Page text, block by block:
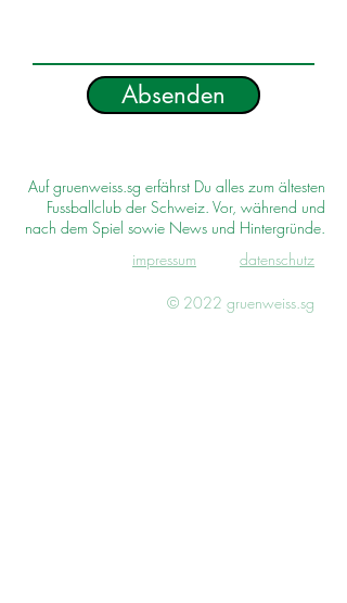
Absenden
Auf gruenweiss.sg erfährst Du alles zum ältesten
Fussballclub der Schweiz. Vor, während und
nach dem Spiel sowie News und Hintergründe.
impressum
datenschutz
© 2022 gruenweiss.sg